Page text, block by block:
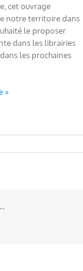
cet ouvrage
notre territoire dans
le proposer
dans les librairies
les prochaines
»